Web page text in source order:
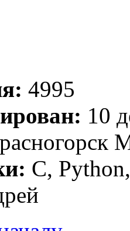
4995
10
C,